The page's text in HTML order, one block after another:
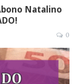
Natalino
0